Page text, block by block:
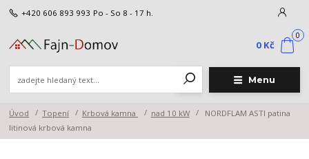
Menu
+420 606 893 993 Po - So 8 - 17 h.
0
0 Kč
Úvod Topení Krbová kamna nad 10 kW
NORDFLAM ASTI patina
litinová krbová kamna